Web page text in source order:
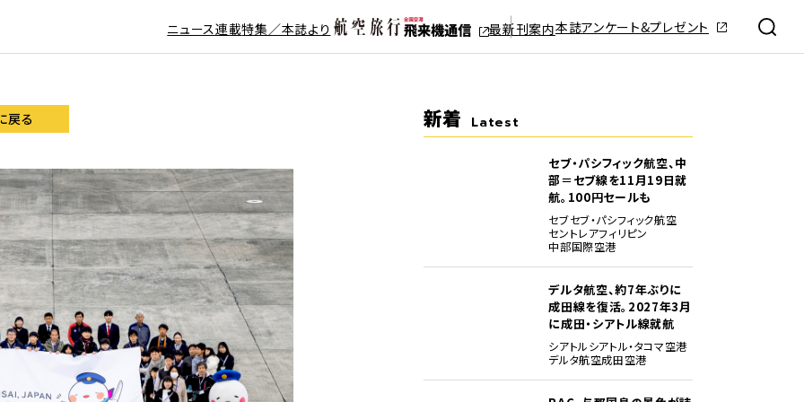
ニュース連載特集／本誌より 最新刊案内本誌アンケート&プレゼント
戻る 新着 Latest
セブ・パシフィック航空、中
部＝セブ線を11月19日就
航。100円セールも
セブセブ・パシフィック航空
セントレアフィリピン
中部国際空港
デルタ航空、約7年ぶりに
成田線を復活。2027年3月
に成田・シアトル線就航
シアトルシアトル・タコマ空港
デルタ航空成田空港